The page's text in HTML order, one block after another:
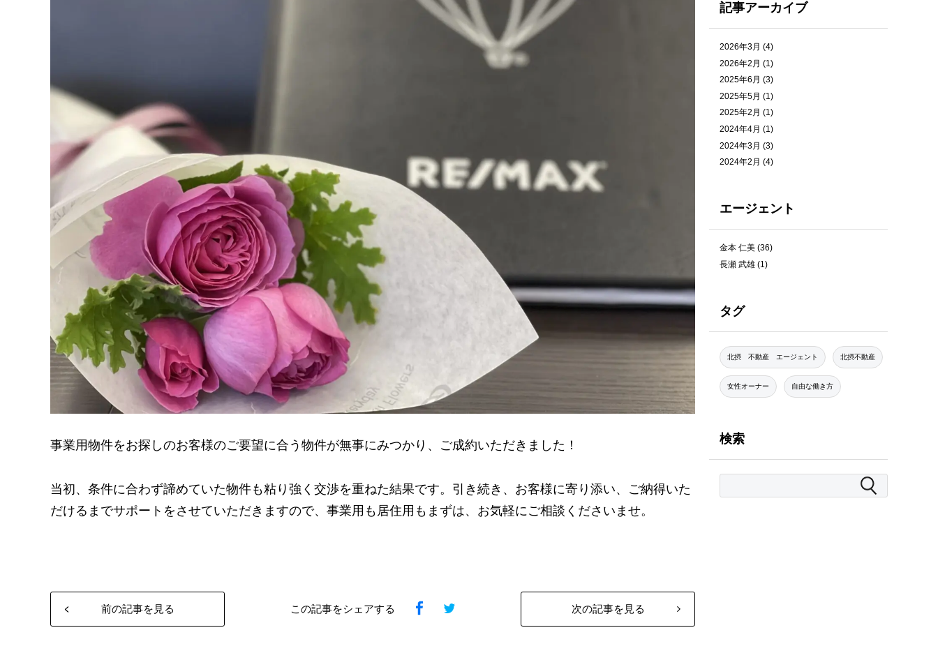
事業用物件をお探しのお客様のご要望に合う物件が無事にみつかり、ご成約いただきました！
当初、条件に合わず諦めていた物件も粘り強く交渉を重ねた結果です。引き続き、お客様に寄り添い、ご納得いた
だけるまでサポートをさせていただきますので、事業用も居住用もまずは、お気軽にご相談くださいませ。
この記事をシェアする
前の記事を見る 次の記事を見る
記事アーカイブ
2026年3月 (4)
2026年2月 (1)
2025年6月 (3)
2025年5月 (1)
2025年2月 (1)
2024年4月 (1)
2024年3月 (3)
2024年2月 (4)
エージェント
金本 仁美 (36)
長瀬 武雄 (1)
タグ
北摂 不動産 エージェント 北摂不動産
女性オーナー 自由な働き方
検索